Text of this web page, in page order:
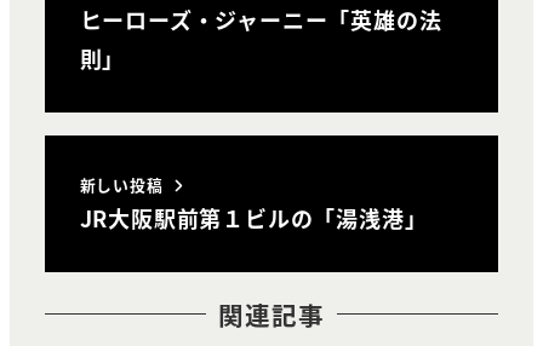
ヒーローズ・ジャーニー「英雄の法
則」
新しい投稿
JR大阪駅前第１ビルの「湯浅港」
関連記事